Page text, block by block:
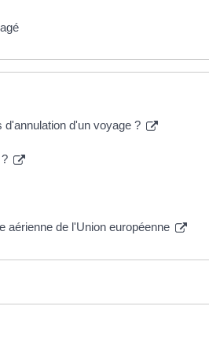
d'un voyage ?
aérienne de l'Union européenne